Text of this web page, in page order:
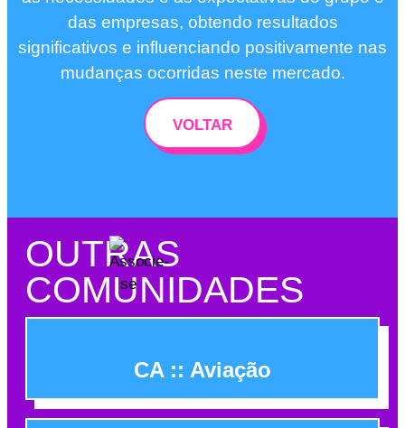
das empresas, obtendo resultados
significativos e influenciando positivamente nas
mudanças ocorridas neste mercado.
VOLTAR
OUTRAS
COMUNIDADES
CA :: Aviação